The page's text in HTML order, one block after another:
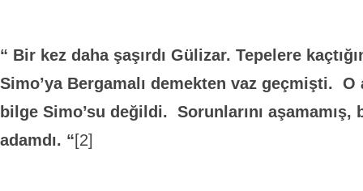
“ Bir kez daha şaşırdı Gülizar. Tepelere
Simo’ya Bergamalı demekten vaz geçmişti. O
bilge Simo’su değildi. Sorunlarını
adamdı. “[2]